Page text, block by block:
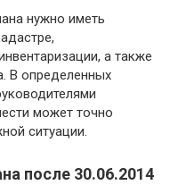
нужно иметь
а также
В определенных
может точно
ситуации.
после 30.06.2014